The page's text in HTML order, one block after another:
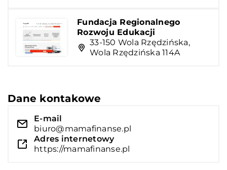
Fundacja Regionalnego
Rozwoju Edukacji
33-150 Wola Rzędzińska,
Wola Rzędzińska 114A
Dane kontakowe
E-mail
biuro@mamafinanse.pl
Adres internetowy
https://mamafinanse.pl